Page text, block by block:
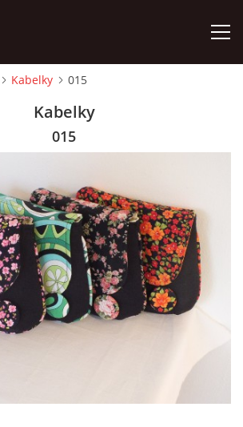
jk-laguna@seznam.cz
Kabelky 015
Kabelky
015